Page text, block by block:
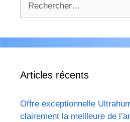
Articles récents
Offre exceptionnelle
clairement la meilleure de